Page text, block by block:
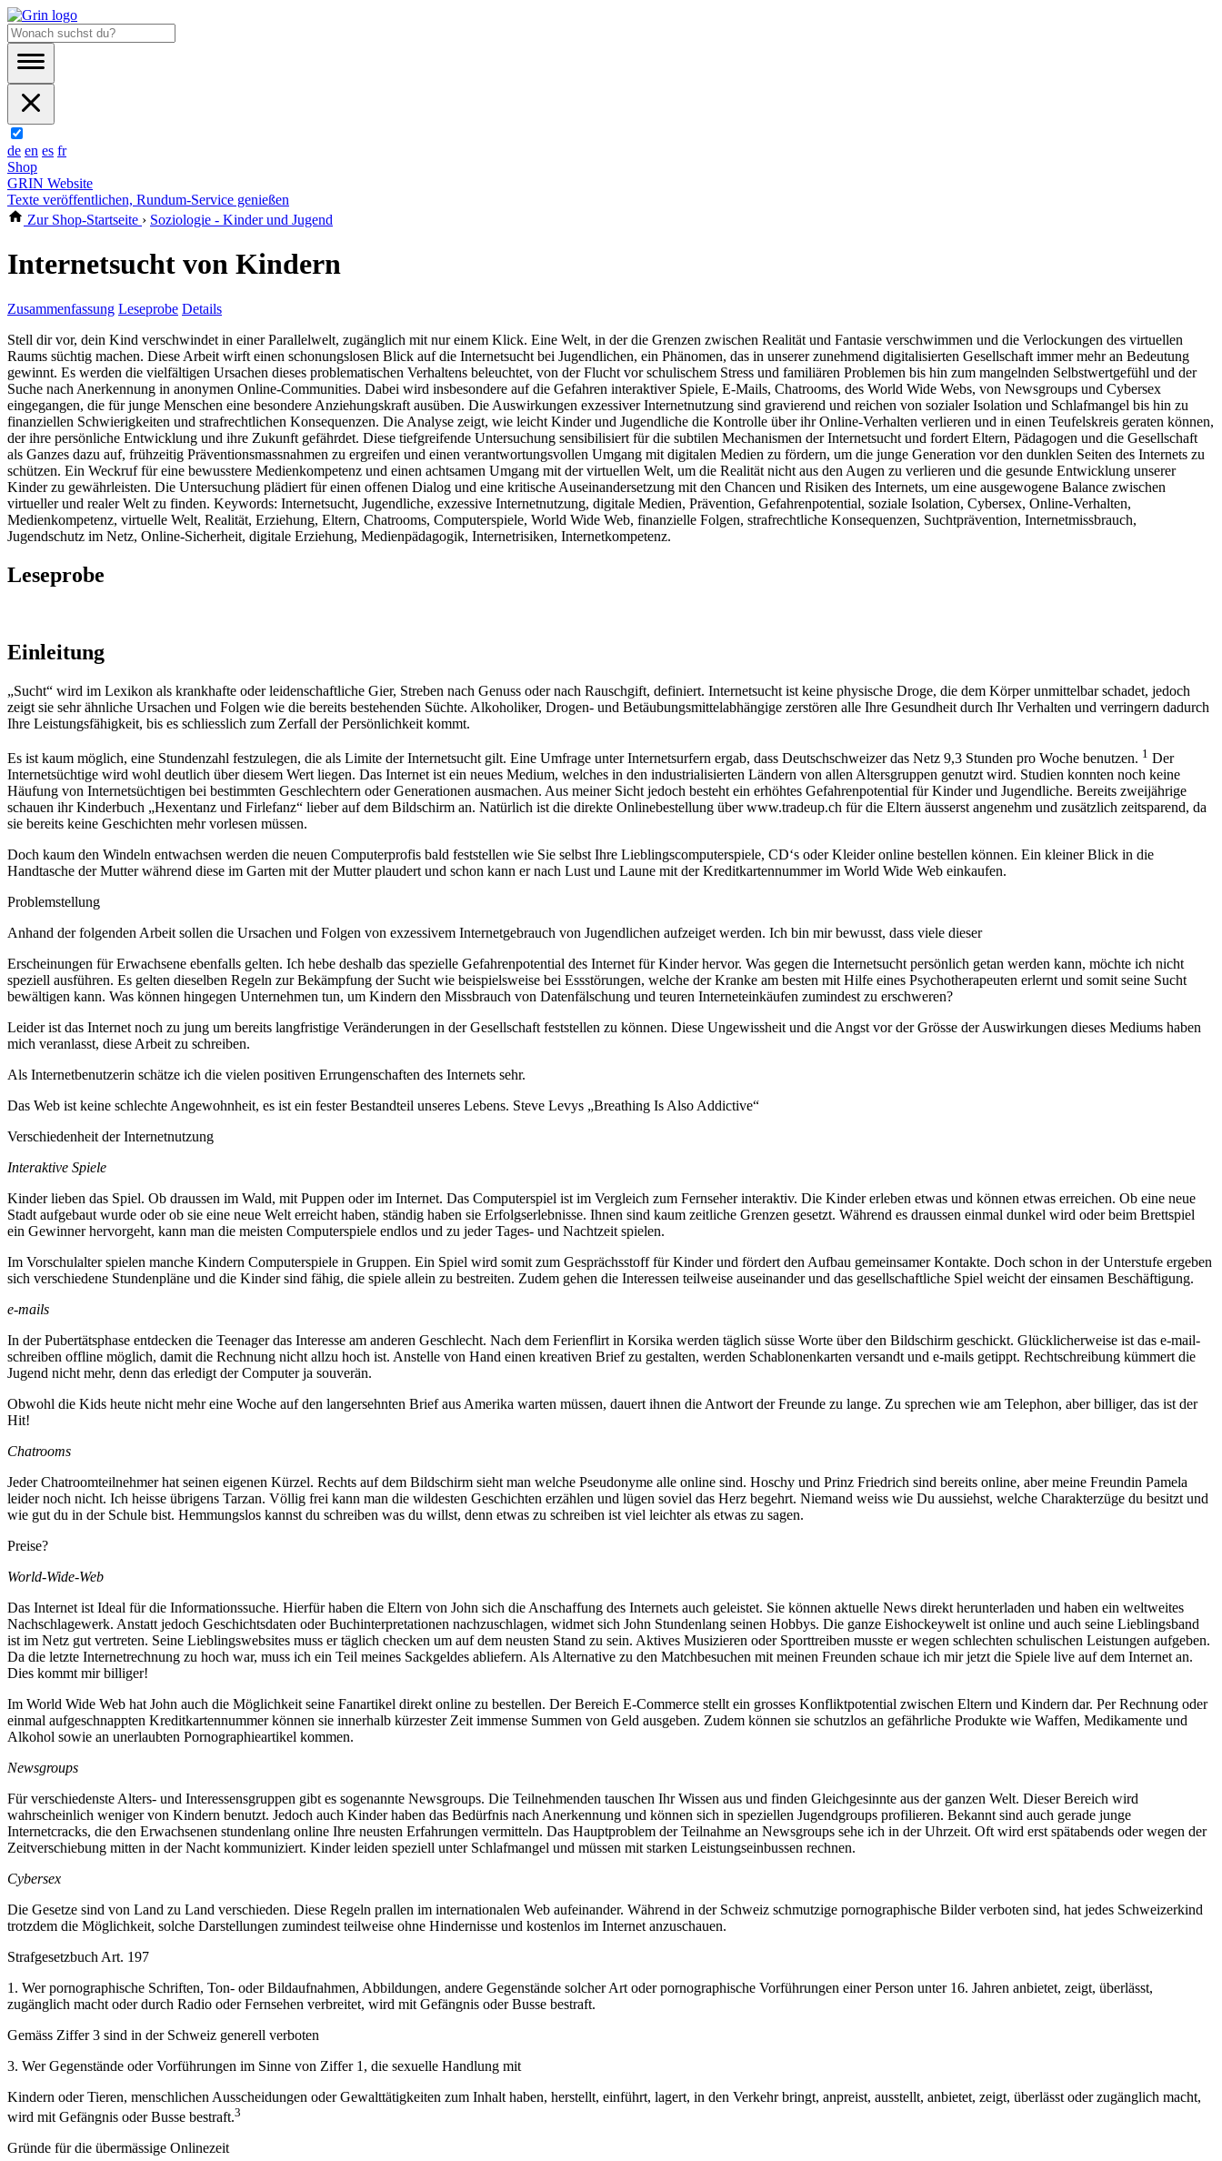
de en es fr
Shop
GRIN Website
Texte veröffentlichen, Rundum-Service genießen
Zur Shop-Startseite › Soziologie - Kinder und Jugend
Internetsucht von Kindern
Zusammenfassung Leseprobe Details
Stell dir vor, dein Kind verschwindet in einer Parallelwelt, zugänglich mit nur einem Klick. Eine Welt, in der die Grenzen zwischen Realität und Fantasie verschwimmen und die Verlockungen des virtuellen
Raums süchtig machen. Diese Arbeit wirft einen schonungslosen Blick auf die Internetsucht bei Jugendlichen, ein Phänomen, das in unserer zunehmend digitalisierten Gesellschaft immer mehr an Bedeutung
gewinnt. Es werden die vielfältigen Ursachen dieses problematischen Verhaltens beleuchtet, von der Flucht vor schulischem Stress und familiären Problemen bis hin zum mangelnden Selbstwertgefühl und der
Suche nach Anerkennung in anonymen Online-Communities. Dabei wird insbesondere auf die Gefahren interaktiver Spiele, E-Mails, Chatrooms, des World Wide Webs, von Newsgroups und Cybersex
eingegangen, die für junge Menschen eine besondere Anziehungskraft ausüben. Die Auswirkungen exzessiver Internetnutzung sind gravierend und reichen von sozialer Isolation und Schlafmangel bis hin zu
finanziellen Schwierigkeiten und strafrechtlichen Konsequenzen. Die Analyse zeigt, wie leicht Kinder und Jugendliche die Kontrolle über ihr Online-Verhalten verlieren und in einen Teufelskreis geraten können,
der ihre persönliche Entwicklung und ihre Zukunft gefährdet. Diese tiefgreifende Untersuchung sensibilisiert für die subtilen Mechanismen der Internetsucht und fordert Eltern, Pädagogen und die Gesellschaft
als Ganzes dazu auf, frühzeitig Präventionsmassnahmen zu ergreifen und einen verantwortungsvollen Umgang mit digitalen Medien zu fördern, um die junge Generation vor den dunklen Seiten des Internets zu
schützen. Ein Weckruf für eine bewusstere Medienkompetenz und einen achtsamen Umgang mit der virtuellen Welt, um die Realität nicht aus den Augen zu verlieren und die gesunde Entwicklung unserer
Kinder zu gewährleisten. Die Untersuchung plädiert für einen offenen Dialog und eine kritische Auseinandersetzung mit den Chancen und Risiken des Internets, um eine ausgewogene Balance zwischen
virtueller und realer Welt zu finden. Keywords: Internetsucht, Jugendliche, exzessive Internetnutzung, digitale Medien, Prävention, Gefahrenpotential, soziale Isolation, Cybersex, Online-Verhalten,
Medienkompetenz, virtuelle Welt, Realität, Erziehung, Eltern, Chatrooms, Computerspiele, World Wide Web, finanzielle Folgen, strafrechtliche Konsequenzen, Suchtprävention, Internetmissbrauch,
Jugendschutz im Netz, Online-Sicherheit, digitale Erziehung, Medienpädagogik, Internetrisiken, Internetkompetenz.
Leseprobe
Einleitung
„Sucht“ wird im Lexikon als krankhafte oder leidenschaftliche Gier, Streben nach Genuss oder nach Rauschgift, definiert. Internetsucht ist keine physische Droge, die dem Körper unmittelbar schadet, jedoch
zeigt sie sehr ähnliche Ursachen und Folgen wie die bereits bestehenden Süchte. Alkoholiker, Drogen- und Betäubungsmittelabhängige zerstören alle Ihre Gesundheit durch Ihr Verhalten und verringern dadurch
Ihre Leistungsfähigkeit, bis es schliesslich zum Zerfall der Persönlichkeit kommt.
Es ist kaum möglich, eine Stundenzahl festzulegen, die als Limite der Internetsucht gilt. Eine Umfrage unter Internetsurfern ergab, dass Deutschschweizer das Netz 9,3 Stunden pro Woche benutzen. 1 Der
Internetsüchtige wird wohl deutlich über diesem Wert liegen. Das Internet ist ein neues Medium, welches in den industrialisierten Ländern von allen Altersgruppen genutzt wird. Studien konnten noch keine
Häufung von Internetsüchtigen bei bestimmten Geschlechtern oder Generationen ausmachen. Aus meiner Sicht jedoch besteht ein erhöhtes Gefahrenpotential für Kinder und Jugendliche. Bereits zweijährige
schauen ihr Kinderbuch „Hexentanz und Firlefanz“ lieber auf dem Bildschirm an. Natürlich ist die direkte Onlinebestellung über www.tradeup.ch für die Eltern äusserst angenehm und zusätzlich zeitsparend, da
sie bereits keine Geschichten mehr vorlesen müssen.
Doch kaum den Windeln entwachsen werden die neuen Computerprofis bald feststellen wie Sie selbst Ihre Lieblingscomputerspiele, CD‘s oder Kleider online bestellen können. Ein kleiner Blick in die
Handtasche der Mutter während diese im Garten mit der Mutter plaudert und schon kann er nach Lust und Laune mit der Kreditkartennummer im World Wide Web einkaufen.
Problemstellung
Anhand der folgenden Arbeit sollen die Ursachen und Folgen von exzessivem Internetgebrauch von Jugendlichen aufzeiget werden. Ich bin mir bewusst, dass viele dieser
Erscheinungen für Erwachsene ebenfalls gelten. Ich hebe deshalb das spezielle Gefahrenpotential des Internet für Kinder hervor. Was gegen die Internetsucht persönlich getan werden kann, möchte ich nicht
speziell ausführen. Es gelten dieselben Regeln zur Bekämpfung der Sucht wie beispielsweise bei Essstörungen, welche der Kranke am besten mit Hilfe eines Psychotherapeuten erlernt und somit seine Sucht
bewältigen kann. Was können hingegen Unternehmen tun, um Kindern den Missbrauch von Datenfälschung und teuren Interneteinkäufen zumindest zu erschweren?
Leider ist das Internet noch zu jung um bereits langfristige Veränderungen in der Gesellschaft feststellen zu können. Diese Ungewissheit und die Angst vor der Grösse der Auswirkungen dieses Mediums haben
mich veranlasst, diese Arbeit zu schreiben.
Als Internetbenutzerin schätze ich die vielen positiven Errungenschaften des Internets sehr.
Das Web ist keine schlechte Angewohnheit, es ist ein fester Bestandteil unseres Lebens. Steve Levys „Breathing Is Also Addictive“
Verschiedenheit der Internetnutzung
Interaktive Spiele
Kinder lieben das Spiel. Ob draussen im Wald, mit Puppen oder im Internet. Das Computerspiel ist im Vergleich zum Fernseher interaktiv. Die Kinder erleben etwas und können etwas erreichen. Ob eine neue
Stadt aufgebaut wurde oder ob sie eine neue Welt erreicht haben, ständig haben sie Erfolgserlebnisse. Ihnen sind kaum zeitliche Grenzen gesetzt. Während es draussen einmal dunkel wird oder beim Brettspiel
ein Gewinner hervorgeht, kann man die meisten Computerspiele endlos und zu jeder Tages- und Nachtzeit spielen.
Im Vorschulalter spielen manche Kindern Computerspiele in Gruppen. Ein Spiel wird somit zum Gesprächsstoff für Kinder und fördert den Aufbau gemeinsamer Kontakte. Doch schon in der Unterstufe ergeben
sich verschiedene Stundenpläne und die Kinder sind fähig, die spiele allein zu bestreiten. Zudem gehen die Interessen teilweise auseinander und das gesellschaftliche Spiel weicht der einsamen Beschäftigung.
e-mails
In der Pubertätsphase entdecken die Teenager das Interesse am anderen Geschlecht. Nach dem Ferienflirt in Korsika werden täglich süsse Worte über den Bildschirm geschickt. Glücklicherweise ist das e-mail-
schreiben offline möglich, damit die Rechnung nicht allzu hoch ist. Anstelle von Hand einen kreativen Brief zu gestalten, werden Schablonenkarten versandt und e-mails getippt. Rechtschreibung kümmert die
Jugend nicht mehr, denn das erledigt der Computer ja souverän.
Obwohl die Kids heute nicht mehr eine Woche auf den langersehnten Brief aus Amerika warten müssen, dauert ihnen die Antwort der Freunde zu lange. Zu sprechen wie am Telephon, aber billiger, das ist der
Hit!
Chatrooms
Jeder Chatroomteilnehmer hat seinen eigenen Kürzel. Rechts auf dem Bildschirm sieht man welche Pseudonyme alle online sind. Hoschy und Prinz Friedrich sind bereits online, aber meine Freundin Pamela
leider noch nicht. Ich heisse übrigens Tarzan. Völlig frei kann man die wildesten Geschichten erzählen und lügen soviel das Herz begehrt. Niemand weiss wie Du aussiehst, welche Charakterzüge du besitzt und
wie gut du in der Schule bist. Hemmungslos kannst du schreiben was du willst, denn etwas zu schreiben ist viel leichter als etwas zu sagen.
Preise?
World-Wide-Web
Das Internet ist Ideal für die Informationssuche. Hierfür haben die Eltern von John sich die Anschaffung des Internets auch geleistet. Sie können aktuelle News direkt herunterladen und haben ein weltweites
Nachschlagewerk. Anstatt jedoch Geschichtsdaten oder Buchinterpretationen nachzuschlagen, widmet sich John Stundenlang seinen Hobbys. Die ganze Eishockeywelt ist online und auch seine Lieblingsband
ist im Netz gut vertreten. Seine Lieblingswebsites muss er täglich checken um auf dem neusten Stand zu sein. Aktives Musizieren oder Sporttreiben musste er wegen schlechten schulischen Leistungen aufgeben.
Da die letzte Internetrechnung zu hoch war, muss ich ein Teil meines Sackgeldes abliefern. Als Alternative zu den Matchbesuchen mit meinen Freunden schaue ich mir jetzt die Spiele live auf dem Internet an.
Dies kommt mir billiger!
Im World Wide Web hat John auch die Möglichkeit seine Fanartikel direkt online zu bestellen. Der Bereich E-Commerce stellt ein grosses Konfliktpotential zwischen Eltern und Kindern dar. Per Rechnung oder
einmal aufgeschnappten Kreditkartennummer können sie innerhalb kürzester Zeit immense Summen von Geld ausgeben. Zudem können sie schutzlos an gefährliche Produkte wie Waffen, Medikamente und
Alkohol sowie an unerlaubten Pornographieartikel kommen.
Newsgroups
Für verschiedenste Alters- und Interessensgruppen gibt es sogenannte Newsgroups. Die Teilnehmenden tauschen Ihr Wissen aus und finden Gleichgesinnte aus der ganzen Welt. Dieser Bereich wird
wahrscheinlich weniger von Kindern benutzt. Jedoch auch Kinder haben das Bedürfnis nach Anerkennung und können sich in speziellen Jugendgroups profilieren. Bekannt sind auch gerade junge
Internetcracks, die den Erwachsenen stundenlang online Ihre neusten Erfahrungen vermitteln. Das Hauptproblem der Teilnahme an Newsgroups sehe ich in der Uhrzeit. Oft wird erst spätabends oder wegen der
Zeitverschiebung mitten in der Nacht kommuniziert. Kinder leiden speziell unter Schlafmangel und müssen mit starken Leistungseinbussen rechnen.
Cybersex
Die Gesetze sind von Land zu Land verschieden. Diese Regeln prallen im internationalen Web aufeinander. Während in der Schweiz schmutzige pornographische Bilder verboten sind, hat jedes Schweizerkind
trotzdem die Möglichkeit, solche Darstellungen zumindest teilweise ohne Hindernisse und kostenlos im Internet anzuschauen.
Strafgesetzbuch Art. 197
1. Wer pornographische Schriften, Ton- oder Bildaufnahmen, Abbildungen, andere Gegenstände solcher Art oder pornographische Vorführungen einer Person unter 16. Jahren anbietet, zeigt, überlässt,
zugänglich macht oder durch Radio oder Fernsehen verbreitet, wird mit Gefängnis oder Busse bestraft.
Gemäss Ziffer 3 sind in der Schweiz generell verboten
3. Wer Gegenstände oder Vorführungen im Sinne von Ziffer 1, die sexuelle Handlung mit
Kindern oder Tieren, menschlichen Ausscheidungen oder Gewalttätigkeiten zum Inhalt haben, herstellt, einführt, lagert, in den Verkehr bringt, anpreist, ausstellt, anbietet, zeigt, überlässt oder zugänglich macht,
wird mit Gefängnis oder Busse bestraft.3
Gründe für die übermässige Onlinezeit